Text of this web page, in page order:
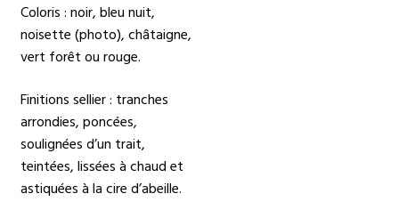
Coloris : noir, bleu nuit,
noisette (photo), châtaigne,
vert forêt ou rouge.
Finitions sellier : tranches
arrondies, poncées,
soulignées d’un trait,
teintées, lissées à chaud et
astiquées à la cire d’abeille.